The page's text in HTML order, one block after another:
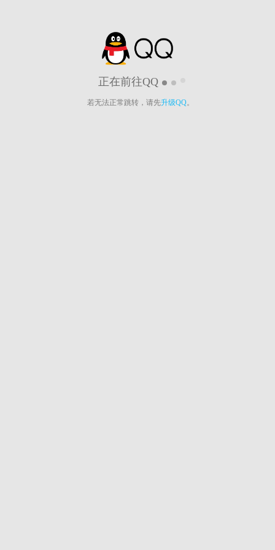
正在前往QQ
若无法正常跳转，请先升级QQ。